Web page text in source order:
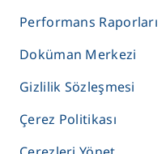
Performans Raporları
Doküman Merkezi
Gizlilik Sözleşmesi
Çerez Politikası